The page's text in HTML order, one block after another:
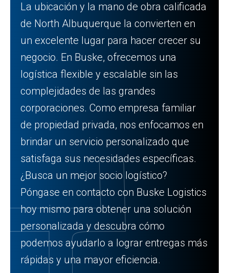
La ubicación y la mano de obra calificada
de North Albuquerque la convierten en
un excelente lugar para hacer crecer su
negocio. En Buske, ofrecemos una
logística flexible y escalable sin las
complejidades de las grandes
corporaciones. Como empresa familiar
de propiedad privada, nos enfocamos en
brindar un servicio personalizado que
satisfaga sus necesidades específicas.
¿Busca un mejor socio logístico?
Póngase en contacto con Buske Logistics
hoy mismo para obtener una solución
personalizada y descubra cómo
podemos ayudarlo a lograr entregas más
rápidas y una mayor eficiencia.